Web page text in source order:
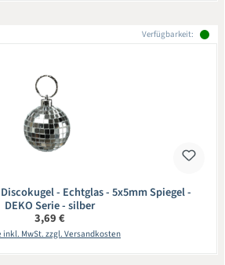
Verfügbarkeit:
- Echtglas - 5x5mm Spiegel -
DEKO Serie - silber
Regulärer Preis:
3,69 €
inkl. MwSt. zzgl. Versandkosten